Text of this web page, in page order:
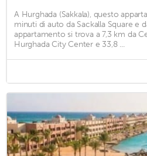
A Hurghada (Sakkala), questo
minuti di auto da Sackalla Square e
appartamento si trova a 7,3 km da
Hurghada City Center e 33,8 ...